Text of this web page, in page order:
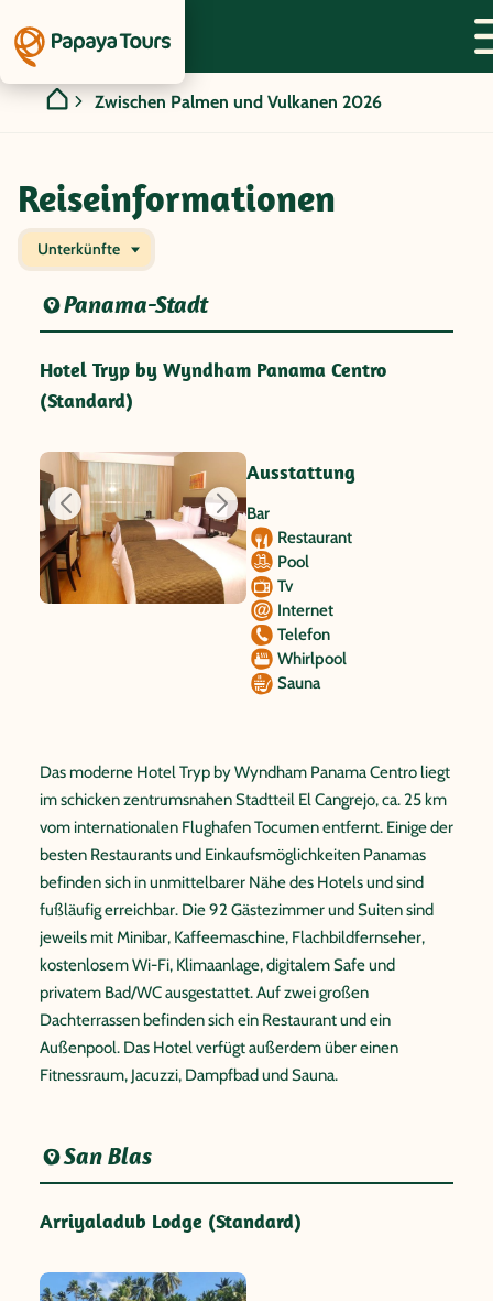
Zwischen Palmen und Vulkanen 2026
Reiseinformationen
Unterkünfte
Panama-Stadt
Hotel Tryp by Wyndham Panama Centro
(Standard)
Ausstattung
Bar
Restaurant
Pool
Tv
Internet
Telefon
Whirlpool
Sauna
Das moderne Hotel Tryp by Wyndham Panama Centro liegt
im schicken zentrumsnahen Stadtteil El Cangrejo, ca. 25 km
vom internationalen Flughafen Tocumen entfernt. Einige der
besten Restaurants und Einkaufsmöglichkeiten Panamas
befinden sich in unmittelbarer Nähe des Hotels und sind
fußläufig erreichbar. Die 92 Gästezimmer und Suiten sind
jeweils mit Minibar, Kaffeemaschine, Flachbildfernseher,
kostenlosem Wi-Fi, Klimaanlage, digitalem Safe und
privatem Bad/WC ausgestattet. Auf zwei großen
Dachterrassen befinden sich ein Restaurant und ein
Außenpool. Das Hotel verfügt außerdem über einen
Fitnessraum, Jacuzzi, Dampfbad und Sauna.
San Blas
Arriyaladub Lodge (Standard)